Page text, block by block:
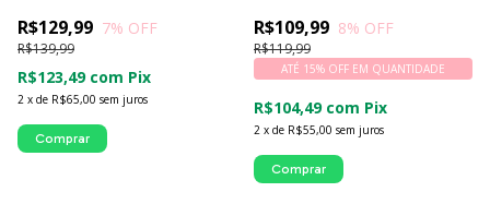
R$129,99
R$139,99
7% OFF
2 x de R$65,00 sem juros
R$123,49 com Pix
Comprar
R$109,99
R$119,99
8% OFF
2 x de R$55,00 sem juros
ATÉ 15% OFF EM QUANTIDADE
R$104,49 com Pix
Comprar